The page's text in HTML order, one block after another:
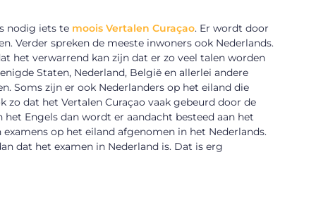
nodig iets te moois Vertalen Curaçao. Er wordt door
Verder spreken de meeste inwoners ook Nederlands.
het verwarrend kan zijn dat er zo veel talen worden
Staten, Nederland, België en allerlei andere
Soms zijn er ook Nederlanders op het eiland die
dat het Vertalen Curaçao vaak gebeurd door de
Engels dan wordt er aandacht besteed aan het
op het eiland afgenomen in het Nederlands.
dat het examen in Nederland is. Dat is erg